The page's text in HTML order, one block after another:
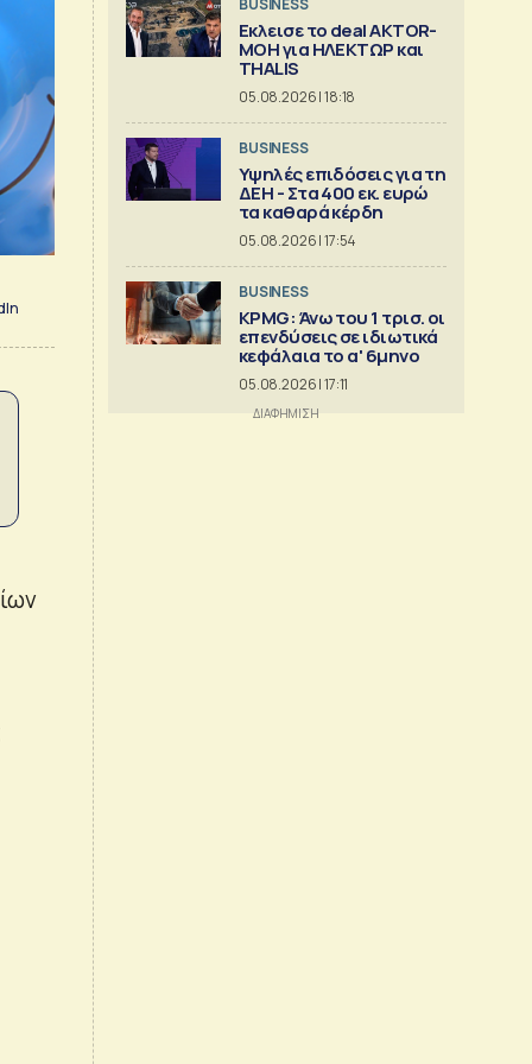
BUSINESS
Εκλεισε το deal AKTOR-
ΜΟΗ για ΗΛΕΚΤΩΡ και
THALIS
05.08.2026 | 18:18
BUSINESS
Υψηλές επιδόσεις για τη
ΔΕΗ - Στα 400 εκ. ευρώ
τα καθαρά κέρδη
05.08.2026 | 17:54
BUSINESS
KPMG: Άνω του 1 τρισ. oι
επενδύσεις σε ιδιωτικά
κεφάλαια το α' 6μηνο
05.08.2026 | 17:11